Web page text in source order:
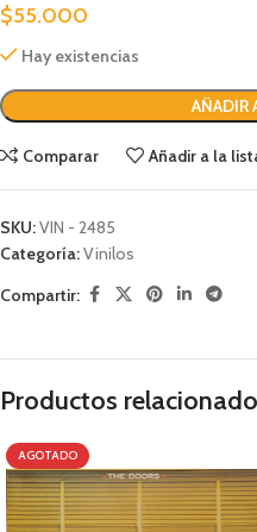
$55.000
Hay existencias
AÑADIR
Comparar Añadir a la
SKU:VIN - 2485
Categoría:Vinilos
Compartir:
Productos
AGOTADO